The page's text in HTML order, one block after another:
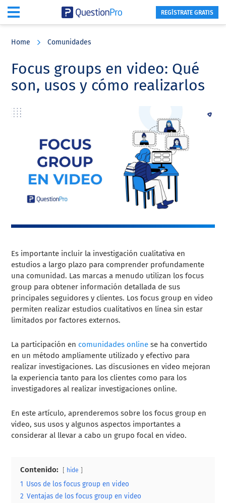
content
sidebar
REGÍSTRATE GRATIS
Home Comunidades
Focus groups en video: Qué
son, usos y cómo realizarlos
Es importante incluir la investigación cualitativa en
estudios a largo plazo para comprender profundamente
una comunidad. Las marcas a menudo utilizan los focus
group para obtener información detallada de sus
principales seguidores y clientes. Los focus group en video
permiten realizar estudios cualitativos en línea sin estar
limitados por factores externos.
La participación en comunidades online se ha convertido
en un método ampliamente utilizado y efectivo para
realizar investigaciones. Las discusiones en video mejoran
la experiencia tanto para los clientes como para los
investigadores al realizar investigaciones online.
En este artículo, aprenderemos sobre los focus group en
video, sus usos y algunos aspectos importantes a
considerar al llevar a cabo un grupo focal en video.
Contenido: hide
1 Usos de los focus group en video
2 Ventajas de los focus group en video